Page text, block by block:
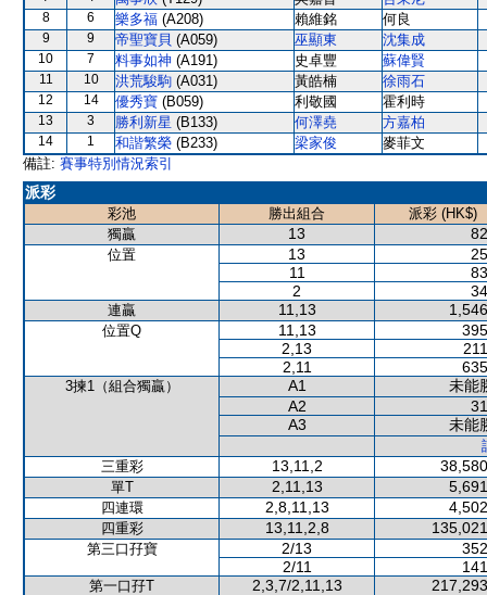
8 6 樂多福 (A208) 賴維銘 何良
9 9 帝聖寶貝 (A059) 巫顯東 沈集成
10 7 料事如神 (A191) 史卓豐 蘇偉賢
11 10 洪荒駿駒 (A031) 黃皓楠 徐雨石
12 14 優秀寶 (B059) 利敬國 霍利時
13 3 勝利新星 (B133) 何澤堯 方嘉柏
14 1 和諧繁榮 (B233) 梁家俊
麥菲文
備註: 賽事特別情況索引
派彩
彩池 勝出組合
派彩 (HK$)
獨贏
13
位置 13
11
2
連贏 11,13
位置Q 11,13
2,13
2,11
3揀1（組合獨贏） A1
未能
A2
A3
未能
三重彩
13,11,2
單T 2,11,13
四連環 2,8,11,13
四重彩 13,11,2,8
第三口孖寶 2/13
2/11
第一口孖T 2,3,7/2,11,13